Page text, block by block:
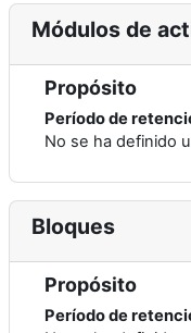
Módulos de
Propósito
Período de
No se ha definido
Bloques
Propósito
Período de